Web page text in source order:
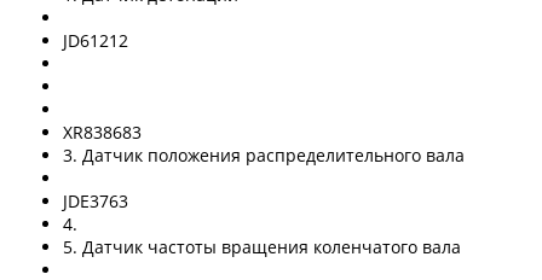
JD61212
XR838683
3. Датчик положения распределительного вала
JDE3763
4.
5. Датчик частоты вращения коленчатого вала